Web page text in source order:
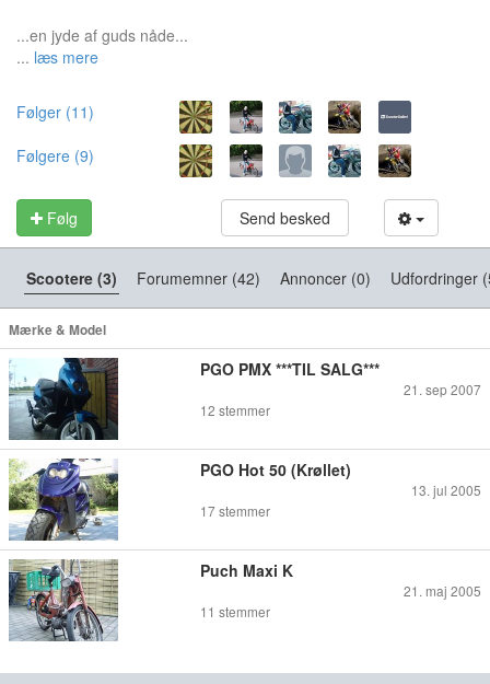
...en jyde af guds nåde...
... læs mere
Følger (11)
Følgere (9)
Følg Send besked
Scootere (3) Forumemner (42) Annoncer (0) Udfordringer
Mærke & Model
PGO PMX ***TIL SALG***
21. sep 2007
12 stemmer
PGO Hot 50 (Krøllet)
13. jul 2005
17 stemmer
Puch Maxi K
21. maj 2005
11 stemmer